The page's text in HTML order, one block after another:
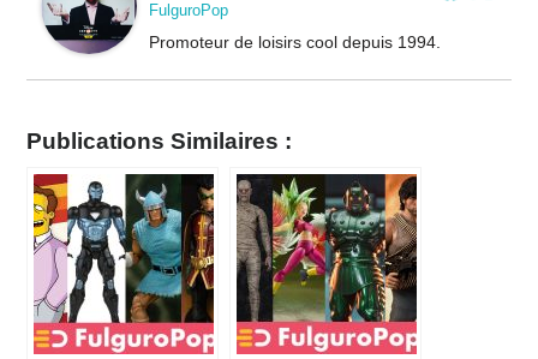
FulguroPop
Promoteur de loisirs cool depuis 1994.
Publications Similaires :